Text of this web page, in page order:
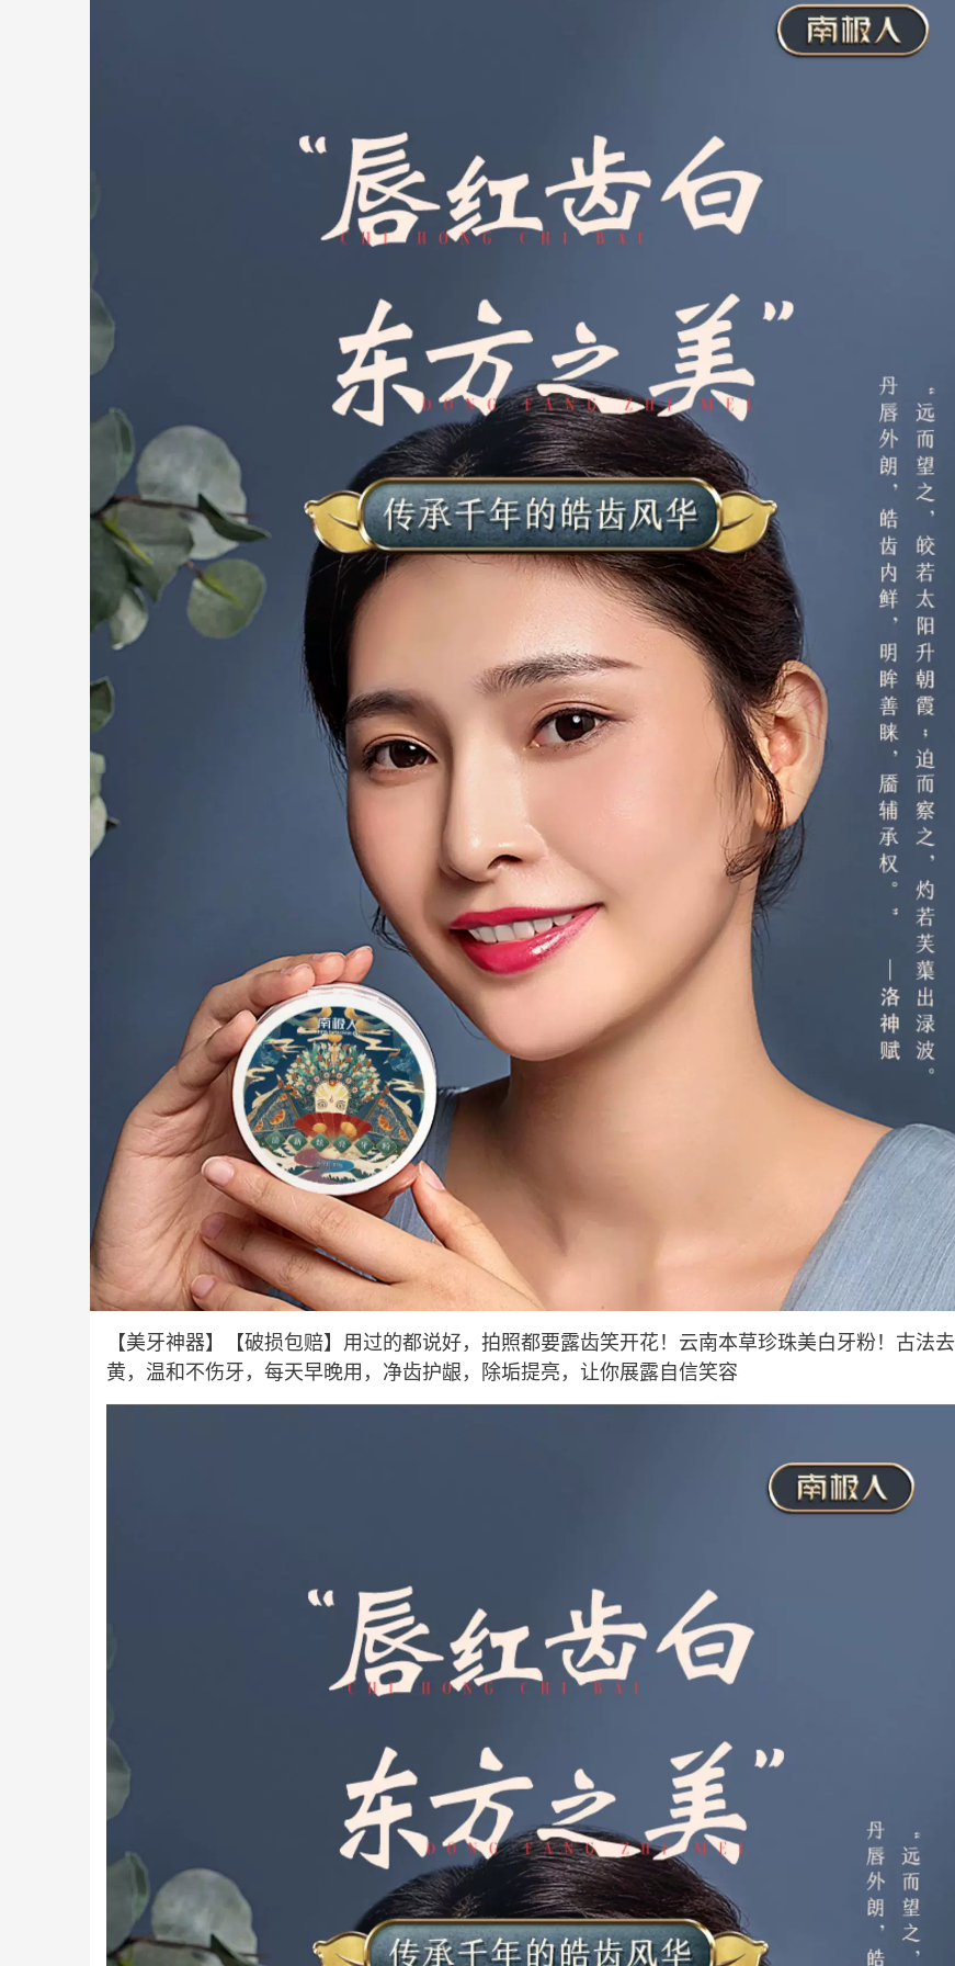
【美牙神器】【破损包赔】用过的都说好，拍照都要露齿笑开花！云南本草珍珠美白牙粉！古法去
黄，温和不伤牙，每天早晚用，净齿护龈，除垢提亮，让你展露自信笑容